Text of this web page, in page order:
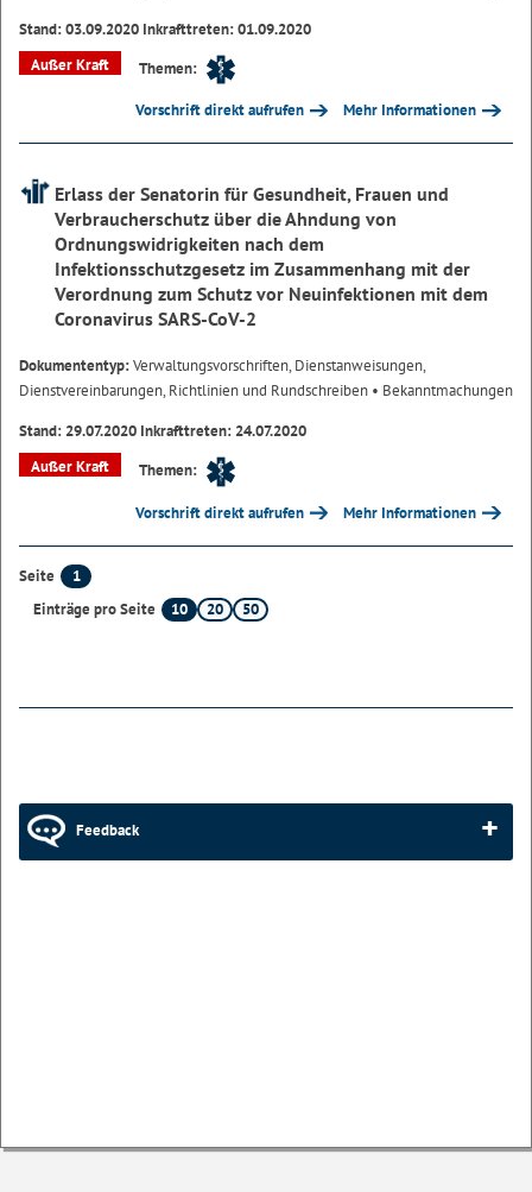
Stand: 03.09.2020 Inkrafttreten: 01.09.2020
Außer Kraft
Themen:
Vorschrift direkt aufrufen Mehr Informationen
Erlass der Senatorin für Gesundheit, Frauen und
Verbraucherschutz über die Ahndung von
Ordnungswidrigkeiten nach dem
Infektionsschutzgesetz im Zusammenhang mit der
Verordnung zum Schutz vor Neuinfektionen mit dem
Coronavirus SARS-CoV-2
Dokumententyp:Verwaltungsvorschriften, Dienstanweisungen,
Dienstvereinbarungen, Richtlinien und Rundschreiben • Bekanntmachungen
Stand: 29.07.2020 Inkrafttreten: 24.07.2020
Außer Kraft
Themen:
Vorschrift direkt aufrufen Mehr Informationen
Seite
1
Einträge pro Seite
10 20 50
Feedback